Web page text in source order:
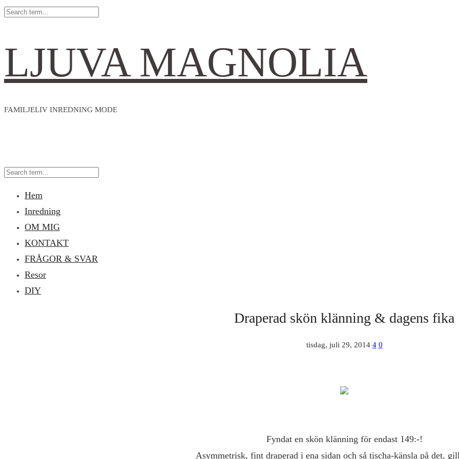
LJUVA MAGNOLIA
FAMILJELIV INREDNING MODE
Hem
Inredning
OM MIG
KONTAKT
FRÅGOR & SVAR
Resor
DIY
Draperad skön klänning & dagens fika
tisdag, juli 29, 2014 4 0
Fyndat en skön klänning för endast 149:-!
Asymmetrisk, fint draperad i ena sidan och så tischa-känsla på det,